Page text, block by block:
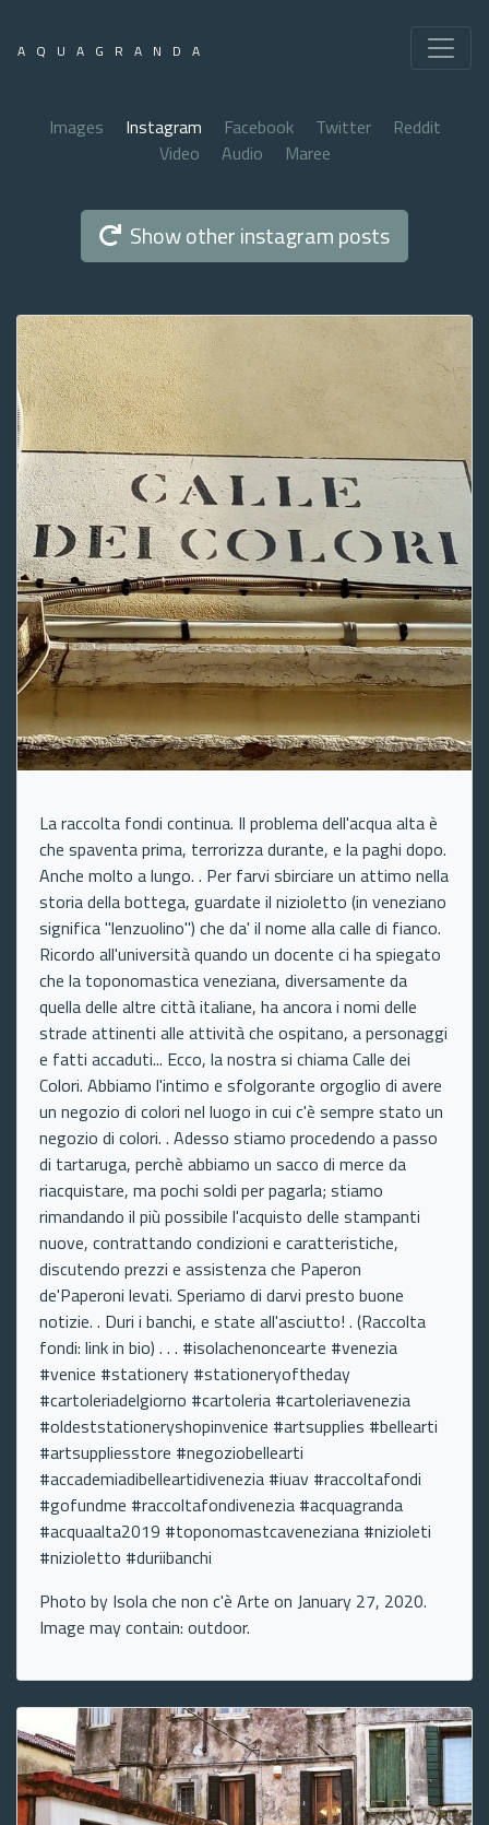
AQUAGRANDA
Images Instagram Facebook Twitter
Reddit
Video
Audio Maree
Show other instagram posts
La raccolta fondi continua. Il problema dell'acqua alta è
che spaventa prima, terrorizza durante, e la paghi dopo.
Anche molto a lungo. . Per farvi sbirciare un attimo nella
storia della bottega, guardate il nizioletto (in veneziano
significa "lenzuolino") che da' il nome alla calle di fianco.
Ricordo all'università quando un docente ci ha spiegato
che la toponomastica veneziana, diversamente da
quella delle altre città italiane, ha ancora i nomi delle
strade attinenti alle attività che ospitano, a personaggi
e fatti accaduti... Ecco, la nostra si chiama Calle dei
Colori. Abbiamo l'intimo e sfolgorante orgoglio di avere
un negozio di colori nel luogo in cui c'è sempre stato un
negozio di colori. . Adesso stiamo procedendo a passo
di tartaruga, perchè abbiamo un sacco di merce da
riacquistare, ma pochi soldi per pagarla; stiamo
rimandando il più possibile l'acquisto delle stampanti
nuove, contrattando condizioni e caratteristiche,
discutendo prezzi e assistenza che Paperon
de'Paperoni levati. Speriamo di darvi presto buone
notizie. . Duri i banchi, e state all'asciutto! . (Raccolta
fondi: link in bio) . . . #isolachenoncearte #venezia
#venice #stationery #stationeryoftheday
#cartoleriadelgiorno #cartoleria #cartoleriavenezia
#oldeststationeryshopinvenice #artsupplies #bellearti
#artsuppliesstore #negoziobellearti
#accademiadibelleartidivenezia #iuav #raccoltafondi
#gofundme #raccoltafondivenezia #acquagranda
#acquaalta2019 #toponomastcaveneziana #nizioleti
#nizioletto #duriibanchi
Photo by Isola che non c'è Arte on January 27, 2020.
Image may contain: outdoor.